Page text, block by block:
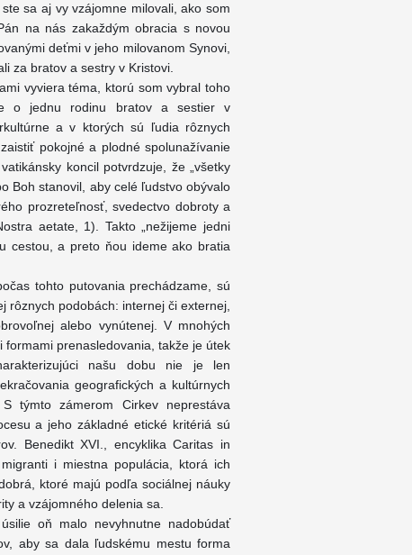
sa aj vy vzájomne milovali, ako som
na nás zakaždým obracia s novou
deťmi v jeho milovanom Synovi,
za bratov a sestry v Kristovi.
vyviera téma, ktorú som vybral toho
o jednu rodinu bratov a sestier v
a v ktorých sú ľudia rôznych
pokojné a plodné spolunažívanie
koncil potvrdzuje, že „všetky
Boh stanovil, aby celé ľudstvo obývalo
prozreteľnosť, svedectvo dobroty a
aetate, 1). Takto „nežijeme jedni
cestou, a preto ňou ideme ako bratia
tohto putovania prechádzame, sú
rôznych podobách: internej či externej,
alebo vynútenej. V mnohých
prenasledovania, takže je útek
našu dobu nie je len
geografických a kultúrnych
týmto zámerom Cirkev neprestáva
a jeho základné etické kritériá sú
Benedikt XVI., encyklika Caritas in
i miestna populácia, ktorá ich
ktoré majú podľa sociálnej náuky
a vzájomného delenia sa.
oň malo nevyhnutne nadobúdať
aby sa dala ľudskému mestu forma